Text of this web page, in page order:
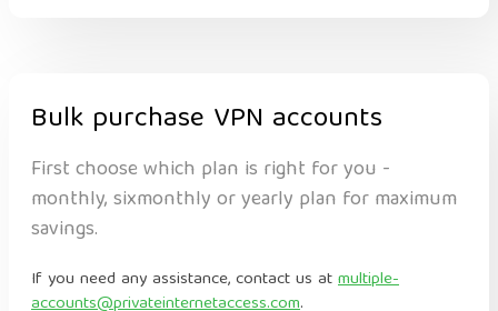
Bulk purchase VPN accounts
First choose which plan is right for you -
monthly, sixmonthly or yearly plan for maximum
savings.
If you need any assistance, contact us atmultiple-
accounts@privateinternetaccess.com.